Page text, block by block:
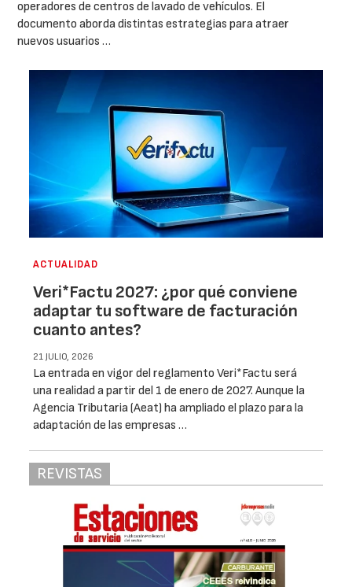
operadores de centros de lavado de vehículos. El
documento aborda distintas estrategias para atraer
nuevos usuarios …
ACTUALIDAD
Veri*Factu 2027: ¿por qué conviene
adaptar tu software de facturación
cuanto antes?
21 JULIO, 2026
La entrada en vigor del reglamento Veri*Factu será
una realidad a partir del 1 de enero de 2027. Aunque la
Agencia Tributaria (Aeat) ha ampliado el plazo para la
adaptación de las empresas …
REVISTAS